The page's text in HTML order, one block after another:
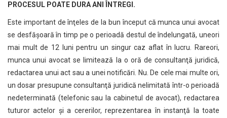
PROCESUL POATE DURA ANI ÎNTREGI.
Este important de înţeles de la bun început că munca unui avocat
se desfăşoară în timp pe o perioadă destul de îndelungată, uneori
mai mult de 12 luni pentru un singur caz aflat în lucru. Rareori,
munca unui avocat se limitează la o oră de consultanţă juridică,
redactarea unui act sau a unei notificări. Nu. De cele mai multe ori,
un dosar presupune consultanţă juridică nelimitată într-o perioadă
nedeterminată (telefonic sau la cabinetul de avocat), redactarea
tuturor actelor şi a cererilor, reprezentarea în instanţă la toate